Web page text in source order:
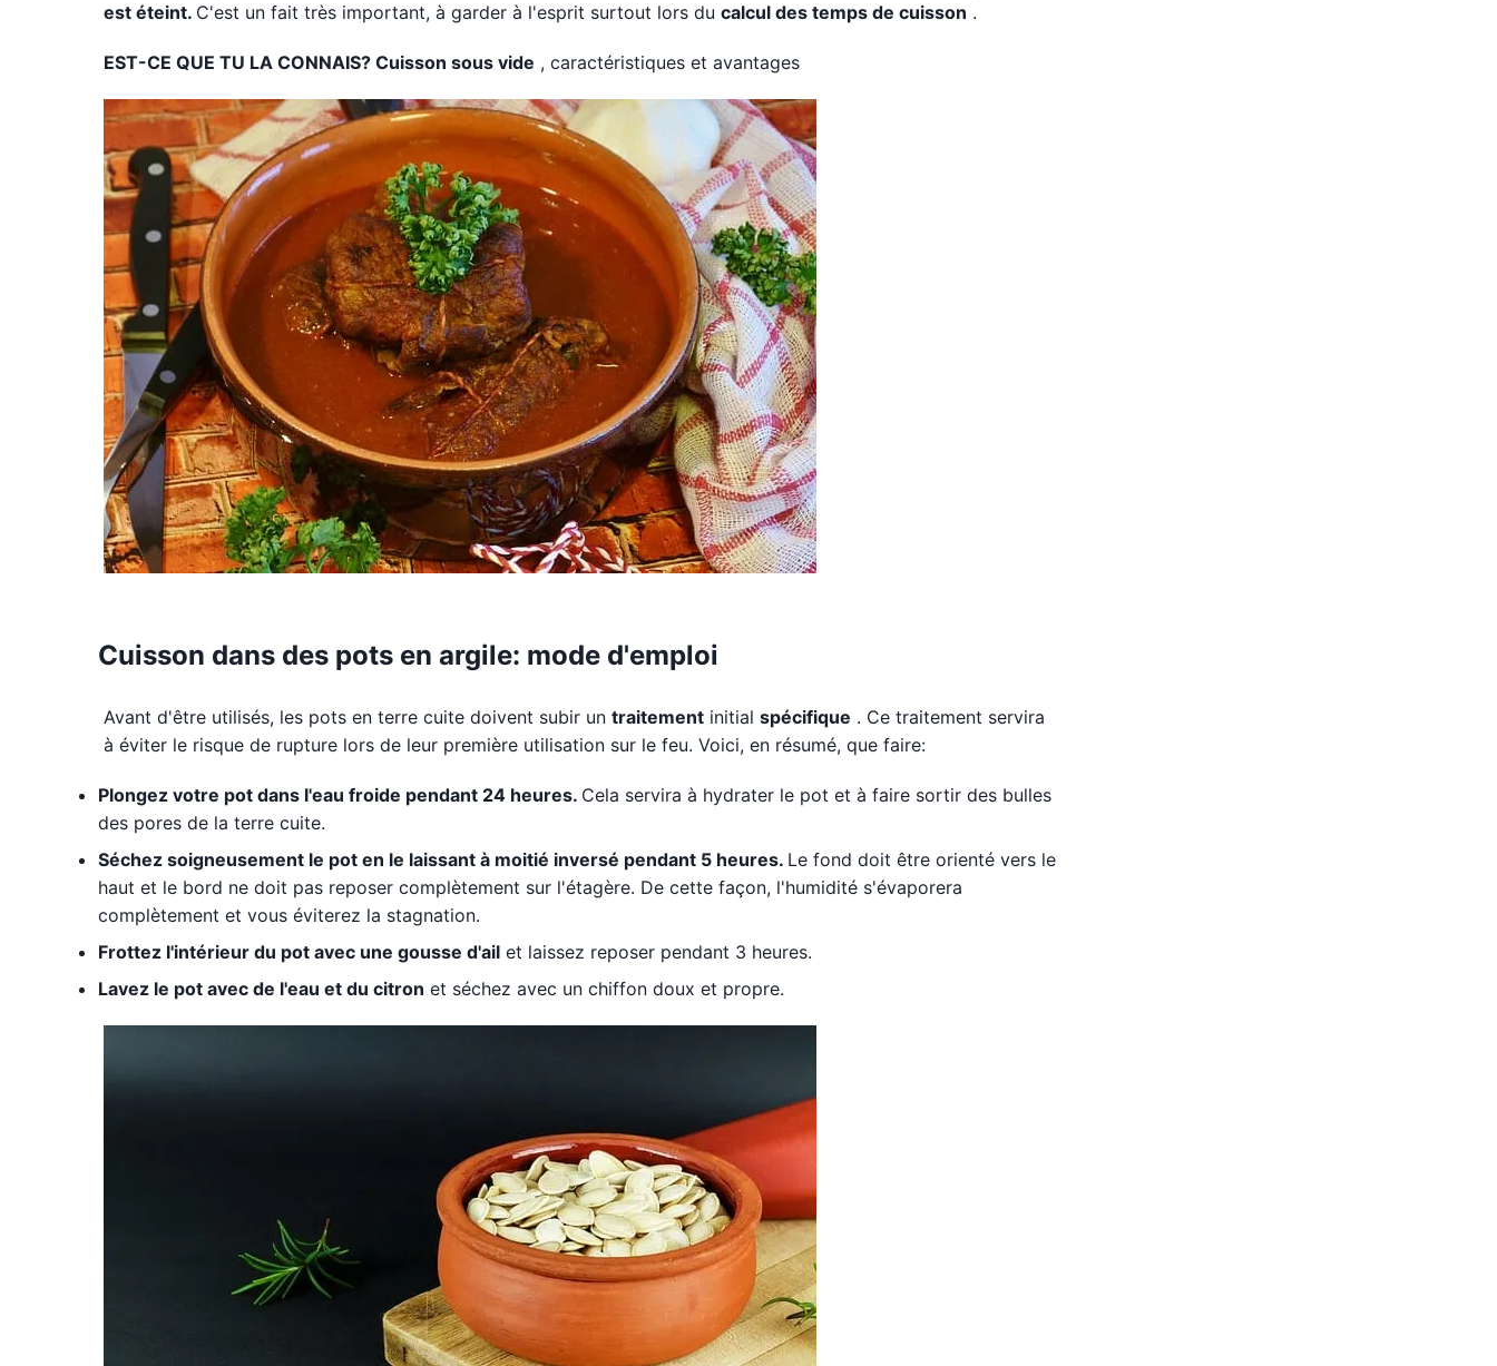
est éteint. C'est un fait très important, à garder à l'esprit surtout lors du calcul des temps de cuisson .
EST-CE QUE TU LA CONNAIS? Cuisson sous vide , caractéristiques et avantages
Cuisson dans des pots en argile: mode d'emploi
Avant d'être utilisés, les pots en terre cuite doivent subir un traitement initial spécifique . Ce traitement servira
à éviter le risque de rupture lors de leur première utilisation sur le feu. Voici, en résumé, que faire:
Plongez votre pot dans l'eau froide pendant 24 heures. Cela servira à hydrater le pot et à faire sortir des bulles
des pores de la terre cuite.
Séchez soigneusement le pot en le laissant à moitié inversé pendant 5 heures. Le fond doit être orienté vers le
haut et le bord ne doit pas reposer complètement sur l'étagère. De cette façon, l'humidité s'évaporera
complètement et vous éviterez la stagnation.
Frottez l'intérieur du pot avec une gousse d'ail et laissez reposer pendant 3 heures.
Lavez le pot avec de l'eau et du citron et séchez avec un chiffon doux et propre.